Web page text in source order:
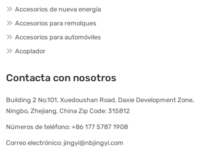
Accesorios de nueva energía
Accesorios para remolques
Accesorios para automóviles
Acoplador
Contacta con nosotros
Building 2 No.101, Xuedoushan Road, Daxie Development Zone,
Ningbo, Zhejiang, China Zip Code: 315812
Números de teléfono: +86 177 5787 1908
Correo electrónico: jingyi@nbjingyi.com